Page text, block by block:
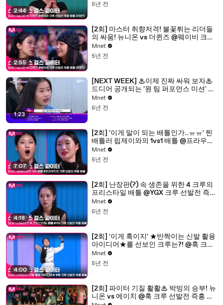
2:44
5년 전
2:55
[2회] 마스터 취향저격! 불꽃튀는 리더들
의 싸움! 뉴니온 vs 더퀸즈 @웨이비 크루
선발전 즉흥 배틀 1라운드
Mnet
5년 전
1:23
[NEXT WEEK] ♨이제 진짜 싸워 보자♨
드디어 공개되는 '원 팀 퍼포먼스 미션' 크
루들의 가면 속 정체!
Mnet
5년 전
7:07
[2회] ′이게 말이 되는 배틀인가..ㅠㅠ′ 찐
배틀러 립제이와의 1vs1 배틀 @프라우드
먼 크루 선발전 즉흥 배틀
Mnet
5년 전
4:18
[2회] 난장판(?) 속 생존을 위한 4 크루의
프리스타일 배틀 @YGX 크루 선발전 즉흥
배틀
Mnet
5년 전
4:00
[2회] ′이게 훅이지′ ★반짝이는 신발 활용
아이디어★를 선보인 크루는?! @훅 크루
선발전 즉흥 배틀
Mnet
5년 전
[2회] 파이터 기질 활활♨ 박빙의 승부! 뉴
니온 vs 에이치 @훅 크루 선발전 즉흥 배